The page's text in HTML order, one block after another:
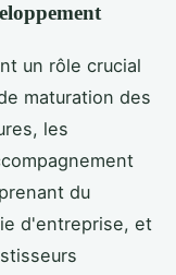
un rôle crucial
maturation des
les
du
d'entreprise, et